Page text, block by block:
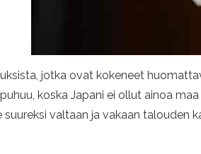
jotka ovat kokeneet
koska Japani ei ollut ainoa
suureksi valtaan ja vakaan